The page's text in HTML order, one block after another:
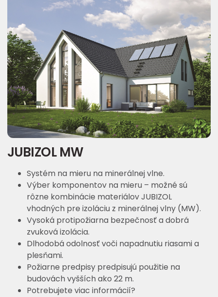
JUBIZOL MW
Systém na mieru na minerálnej vlne.
Výber komponentov na mieru – možné sú
rôzne kombinácie materiálov JUBIZOL
vhodných pre izoláciu z minerálnej vlny (MW).
Vysoká protipožiarna bezpečnosť a dobrá
zvuková izolácia.
Dlhodobá odolnosť voči napadnutiu riasami a
plesňami.
Požiarne predpisy predpisujú použitie na
budovách vyšších ako 22 m.
Potrebujete viac informácií?